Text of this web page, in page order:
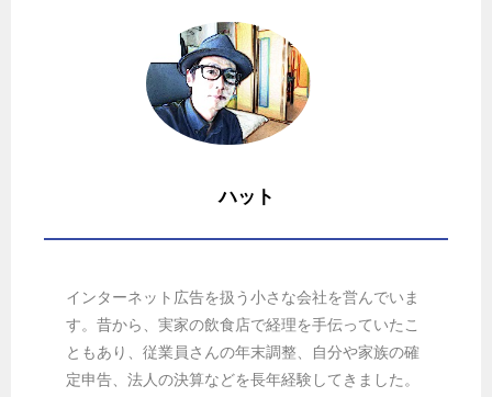
ハット
インターネット広告を扱う小さな会社を営んでいま
す。昔から、実家の飲食店で経理を手伝っていたこ
ともあり、従業員さんの年末調整、自分や家族の確
定申告、法人の決算などを長年経験してきました。